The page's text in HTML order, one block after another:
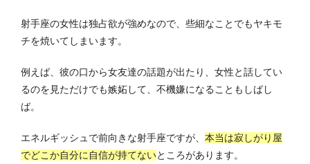
射手座の女性は独占欲が強めなので、些細なことでもヤキモ
チを焼いてしまいます。
例えば、彼の口から女友達の話題が出たり、女性と話してい
るのを見ただけでも嫉妬して、不機嫌になることもしばし
ば。
エネルギッシュで前向きな射手座ですが、 本当は寂しがり屋
でどこか自分に自信が持てないところがあります。